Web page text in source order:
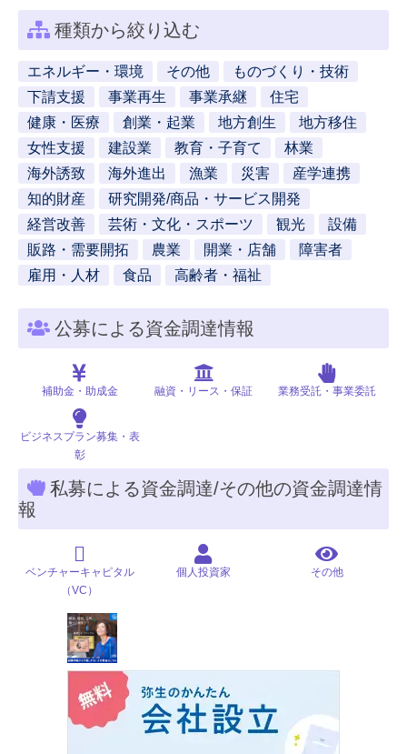
種類から絞り込む
エネルギー・環境 その他
ものづくり・技術
下請支援
事業再生 事業承継
住宅
健康・医療
創業・起業 地方創生
地方移住
女性支援
建設業 教育・子育て
林業
海外誘致
海外進出 漁業 災害
産学連携
知的財産
研究開発/商品・サービス開発
経営改善
芸術・文化・スポーツ 観光
設備
販路・需要開拓
農業 開業・店舗
障害者
雇用・人材
食品 高齢者・福祉
公募による資金調達情報
補助金・助成金 融資・リース・保証 業務受託・事業委託
ビジネスプラン募集・表
彰
私募による資金調達/その他の資金調達情
報
ベンチャーキャピタル
（VC）
個人投資家 その他